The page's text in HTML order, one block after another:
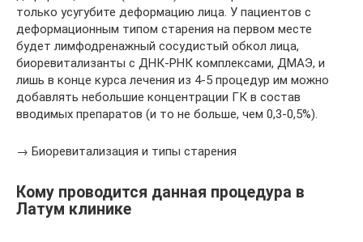
только усугубите деформацию лица. У пациентов с
деформационным типом старения на первом месте
будет лимфодренажный сосудистый обкол лица,
биоревитализанты с ДНК-РНК комплексами, ДМАЭ, и
лишь в конце курса лечения из 4-5 процедур им можно
добавлять небольшие концентрации ГК в состав
вводимых препаратов (и то не больше, чем 0,3-0,5%).
→ Биоревитализация и типы старения
Кому проводится данная процедура в
Латум клинике